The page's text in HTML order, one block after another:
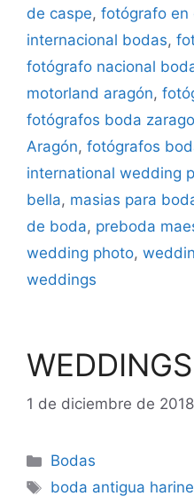
de caspe, fotógrafo en
internacional bodas,
fotógrafo nacional
motorland aragón,
fotógrafos boda
Aragón, fotógrafos
international wedding
bella, masias para
de boda, preboda
wedding photo,
weddings
1 de diciembre de 2018
Categorías
Bodas
Etiquetas
boda antigua